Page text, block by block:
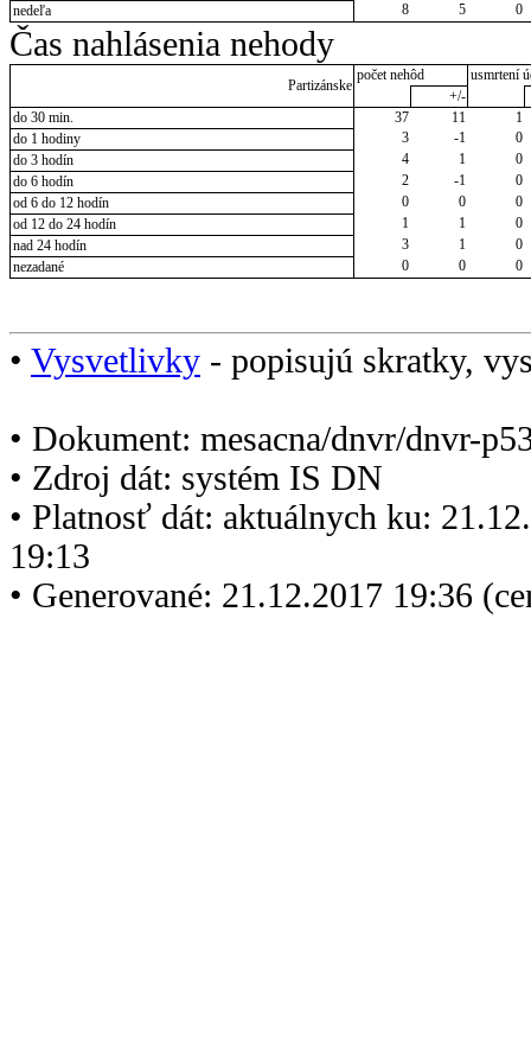
nedeľa
8 5 0
Čas nahlásenia nehody
Partizánske
počet nehôd
usmrtení
+/-
do 30 min.
37 11
1
do 1 hodiny
3 -1
0
do 3 hodín
4 1
0
do 6 hodín
2 -1
0
od 6 do 12 hodín
0 0
0
od 12 do 24 hodín
1 1
0
nad 24 hodín
3 1
0
nezadané
0 0 0
• Vysvetlivky - popisujú skratky,
• Dokument: mesacna/dnvr/dnvr-
• Zdroj dát: systém IS DN
• Platnosť dát: aktuálnych ku:
19:13
• Generované: 21.12.2017 19:36